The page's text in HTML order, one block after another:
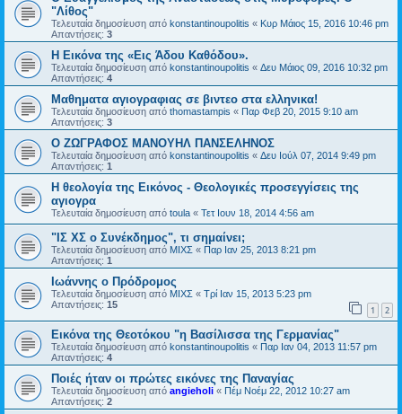
"Λίθος"
Τελευταία δημοσίευση από konstantinoupolitis « Κυρ Μάιος 15, 2016 10:46 pm
Απαντήσεις: 3
Η Εικόνα της «Εις Άδου Καθόδου».
Τελευταία δημοσίευση από konstantinoupolitis « Δευ Μάιος 09, 2016 10:32 pm
Απαντήσεις: 4
Μαθηματα αγιογραφιας σε βιντεο στα ελληνικα!
Τελευταία δημοσίευση από thomastampis « Παρ Φεβ 20, 2015 9:10 am
Απαντήσεις: 3
Ο ΖΩΓΡΑΦΟΣ ΜΑΝΟΥΗΛ ΠΑΝΣΕΛΗΝΟΣ
Τελευταία δημοσίευση από konstantinoupolitis « Δευ Ιούλ 07, 2014 9:49 pm
Απαντήσεις: 1
Η θεολογία της Εικόνος - Θεολογικές προσεγγίσεις της
αγιογρα
Τελευταία δημοσίευση από toula « Τετ Ιουν 18, 2014 4:56 am
"ΙΣ ΧΣ ο Συνέκδημος", τι σημαίνει;
Τελευταία δημοσίευση από ΜΙΧΣ « Παρ Ιαν 25, 2013 8:21 pm
Απαντήσεις: 1
Ιωάννης ο Πρόδρομος
Τελευταία δημοσίευση από ΜΙΧΣ « Τρί Ιαν 15, 2013 5:23 pm
Απαντήσεις: 15 1 2
Εικόνα της Θεοτόκου "η Βασίλισσα της Γερμανίας"
Τελευταία δημοσίευση από konstantinoupolitis « Παρ Ιαν 04, 2013 11:57 pm
Απαντήσεις: 4
Ποιές ήταν οι πρώτες εικόνες της Παναγίας
Τελευταία δημοσίευση από angieholi « Πέμ Νοέμ 22, 2012 10:27 am
Απαντήσεις: 2